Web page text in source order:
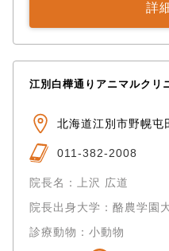
詳
江別白樺通りアニマルクリ
北海道江別市野幌屯
011-382-2008
院長名：上沢 広道
院長出身大学：酪農学園
診療動物：小動物